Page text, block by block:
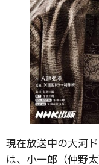
現在放送中の大河
は、小一郎（仲野